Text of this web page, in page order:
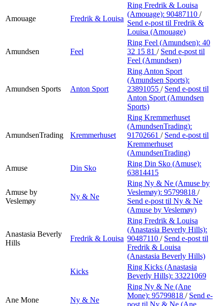
Amouage Fredrik & Louisa
Ring Fredrik & Louisa
(Amouage): 90487110 /
Send e-post til Fredrik &
Louisa (Amouage)
Amundsen Feel
Ring Feel (Amundsen): 40
32 15 81 / Send e-post til
Feel (Amundsen)
Amundsen Sports Anton Sport
Ring Anton Sport
(Amundsen Sports):
23891055 / Send e-post til
Anton Sport (Amundsen
Sports)
AmundsenTrading Kremmerhuset
Ring Kremmerhuset
(AmundsenTrading):
91702661 / Send e-post til
Kremmerhuset
(AmundsenTrading)
Amuse
Din Sko
Ring Din Sko (Amuse):
63814415
Amuse by
Veslemøy
Ny & Ne
Ring Ny & Ne (Amuse by
Veslemøy): 95799818 /
Send e-post til Ny & Ne
(Amuse by Veslemøy)
Anastasia Beverly
Hills
Fredrik & Louisa
Ring Fredrik & Louisa
(Anastasia Beverly Hills):
90487110 / Send e-post til
Fredrik & Louisa
(Anastasia Beverly Hills)
Kicks
Ring Kicks (Anastasia
Beverly Hills): 33221069
Ane Mone Ny & Ne
Ring Ny & Ne (Ane
Mone): 95799818 / Send e-
post til Ny & Ne (Ane